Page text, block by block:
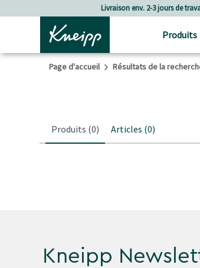
Passer au contenu principal
Passer au contenu du pied de pageLivraison env. 2-3 jours de
Produits
Page d'accueil Résultats de la
Produits (0) Articles (0)
Kneipp